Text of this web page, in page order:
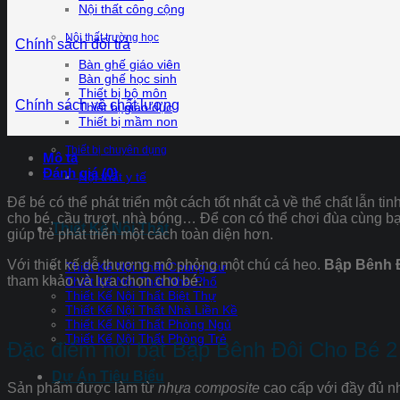
Nội thất công cộng
Nội thất trường học
Bàn ghế giáo viên
Bàn ghế học sinh
Thiết bị bộ môn
Thiết bị giáo dục
Thiết bị mầm non
Thiết bị chuyên dụng
Nội thất y tế
Thiết Kế Nội Thất
Thiết Kế Nội Thất Chung Cư
Thiết Kế Nội Thất Nhà Phố
Thiết Kế Nội Thất Biệt Thự
Thiết Kế Nội Thất Nhà Liền Kề
Thiết Kế Nội Thất Phòng Ngủ
Thiết Kế Nội Thất Phòng Trẻ
Dự Án Tiêu Biểu
Chính sách đổi trả
Chính sách về chất lượng
Mô tả
Đánh giá (0)
Để bé có thể phát triển một cách tốt nhất cả về thể chất lẫn
cho bé, cầu trượt, nhà bóng… Để con có thể chơi đùa cùng
giúp trẻ phát triển một cách toàn diện hơn.
Với thiết kế dễ thương mô phỏng một chú cá heo. Bập Bênh
tham khảo và lựa chọn cho bé.
Đặc điểm nổi bật Bập Bênh Đôi Cho Bé
Sản phẩm được làm từnhựa composite cao cấp với đầy đủ